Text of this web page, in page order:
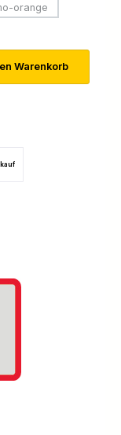
orange
(Diese Option ist
Warenkorb